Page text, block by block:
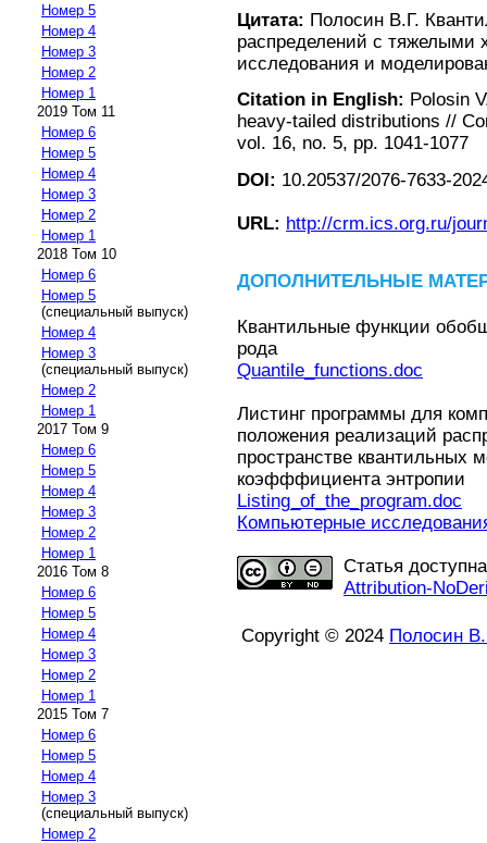
Номер 5
Номер 4
Номер 3
Номер 2
Номер 1
2019 Том 11
Номер 6
Номер 5
Номер 4
Номер 3
Номер 2
Номер 1
2018 Том 10
Номер 6
Номер 5
(специальный выпуск)
Номер 4
Номер 3
(специальный выпуск)
Номер 2
Номер 1
2017 Том 9
Номер 6
Номер 5
Номер 4
Номер 3
Номер 2
Номер 1
2016 Том 8
Номер 6
Номер 5
Номер 4
Номер 3
Номер 2
Номер 1
2015 Том 7
Номер 6
Номер 5
Номер 4
Номер 3
(специальный выпуск)
Номер 2
Цитата: Полосин В.Г.
распределений с тяжелыми
исследования и
Citation in English: Polosin
heavy-tailed distributions //
vol. 16, no. 5, pp. 1041-1077
DOI: 10.20537/2076-7633-
URL: http://crm.ics.org.ru/
ДОПОЛНИТЕЛЬНЫЕ
Квантильные функции
рода
Quantile_functions.doc
Листинг программы для
положения реализаций
пространстве квантильных
коэфффициента энтропии
Listing_of_the_program.doc
Компьютерные
Статья
Attribution-
Copyright © 2024 Полосин